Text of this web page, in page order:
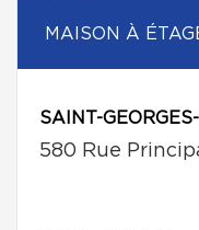
MAISON À
SAINT-
580 Rue